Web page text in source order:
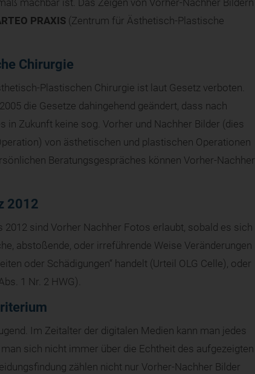
machbar ist. Das Zeigen von Vorher-Nachher Bildern
PRAXIS (Zentrum für Ästhetisch-Plastische
Chirurgie
Plastischen Chirurgie ist laut Gesetz verboten.
die Gesetze dahingehend geändert, dass nach
Zukunft keine sog. Vorher und Nachher Bilder (dies
von ästhetischen und plastischen Operationen
Beratungsgespräches können Vorher-Nachher
2012
sind Vorher Nachher Fotos erlaubt, sobald es sich
abstoßende, oder irreführende Weise Veränderungen
oder Schädigungen“ handelt (Urteil OLG Celle), oder
1 Nr. 2 HWG).
Im Zeitalter der digitalen Medien kann man jedes
sich nicht immer über die Echtheit des aufgezeigten
zählen nicht nur Vorher-Nachher Bilder